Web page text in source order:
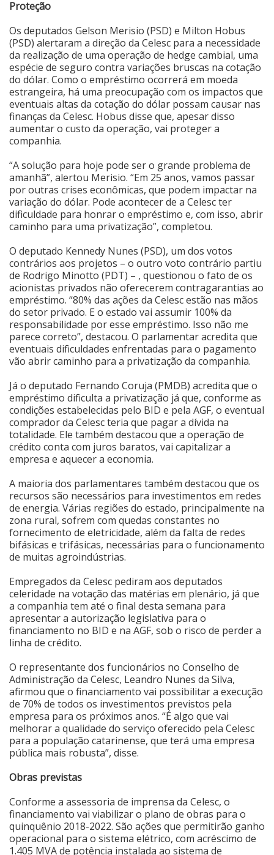
Proteção
Os deputados Gelson Merisio (PSD) e Milton Hobus
(PSD) alertaram a direção da Celesc para a necessidade
da realização de uma operação de hedge cambial, uma
espécie de seguro contra variações bruscas na cotação
do dólar. Como o empréstimo ocorrerá em moeda
estrangeira, há uma preocupação com os impactos que
eventuais altas da cotação do dólar possam causar nas
finanças da Celesc. Hobus disse que, apesar disso
aumentar o custo da operação, vai proteger a
companhia.
“A solução para hoje pode ser o grande problema de
amanhã”, alertou Merisio. “Em 25 anos, vamos passar
por outras crises econômicas, que podem impactar na
variação do dólar. Pode acontecer de a Celesc ter
dificuldade para honrar o empréstimo e, com isso, abrir
caminho para uma privatização”, completou.
O deputado Kennedy Nunes (PSD), um dos votos
contrários aos projetos – o outro voto contrário partiu
de Rodrigo Minotto (PDT) – , questionou o fato de os
acionistas privados não oferecerem contragarantias ao
empréstimo. “80% das ações da Celesc estão nas mãos
do setor privado. E o estado vai assumir 100% da
responsabilidade por esse empréstimo. Isso não me
parece correto”, destacou. O parlamentar acredita que
eventuais dificuldades enfrentadas para o pagamento
vão abrir caminho para a privatização da companhia.
Já o deputado Fernando Coruja (PMDB) acredita que o
empréstimo dificulta a privatização já que, conforme as
condições estabelecidas pelo BID e pela AGF, o eventual
comprador da Celesc teria que pagar a dívida na
totalidade. Ele também destacou que a operação de
crédito conta com juros baratos, vai capitalizar a
empresa e aquecer a economia.
A maioria dos parlamentares também destacou que os
recursos são necessários para investimentos em redes
de energia. Várias regiões do estado, principalmente na
zona rural, sofrem com quedas constantes no
fornecimento de eletricidade, além da falta de redes
bifásicas e trifásicas, necessárias para o funcionamento
de muitas agroindústrias.
Empregados da Celesc pediram aos deputados
celeridade na votação das matérias em plenário, já que
a companhia tem até o final desta semana para
apresentar a autorização legislativa para o
financiamento no BID e na AGF, sob o risco de perder a
linha de crédito.
O representante dos funcionários no Conselho de
Administração da Celesc, Leandro Nunes da Silva,
afirmou que o financiamento vai possibilitar a execução
de 70% de todos os investimentos previstos pela
empresa para os próximos anos. “É algo que vai
melhorar a qualidade do serviço oferecido pela Celesc
para a população catarinense, que terá uma empresa
pública mais robusta”, disse.
Obras previstas
Conforme a assessoria de imprensa da Celesc, o
financiamento vai viabilizar o plano de obras para o
quinquênio 2018-2022. São ações que permitirão ganho
operacional para o sistema elétrico, com acréscimo de
1.405 MVA de potência instalada ao sistema de